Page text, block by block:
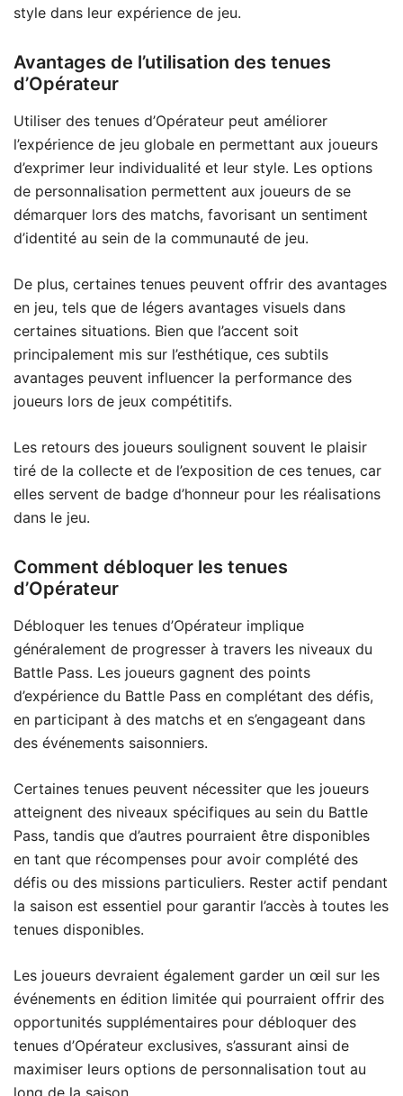
style dans leur expérience de jeu.
Avantages de l’utilisation des tenues
d’Opérateur
Utiliser des tenues d’Opérateur peut améliorer
l’expérience de jeu globale en permettant aux joueurs
d’exprimer leur individualité et leur style. Les options
de personnalisation permettent aux joueurs de se
démarquer lors des matchs, favorisant un sentiment
d’identité au sein de la communauté de jeu.
De plus, certaines tenues peuvent offrir des avantages
en jeu, tels que de légers avantages visuels dans
certaines situations. Bien que l’accent soit
principalement mis sur l’esthétique, ces subtils
avantages peuvent influencer la performance des
joueurs lors de jeux compétitifs.
Les retours des joueurs soulignent souvent le plaisir
tiré de la collecte et de l’exposition de ces tenues, car
elles servent de badge d’honneur pour les réalisations
dans le jeu.
Comment débloquer les tenues
d’Opérateur
Débloquer les tenues d’Opérateur implique
généralement de progresser à travers les niveaux du
Battle Pass. Les joueurs gagnent des points
d’expérience du Battle Pass en complétant des défis,
en participant à des matchs et en s’engageant dans
des événements saisonniers.
Certaines tenues peuvent nécessiter que les joueurs
atteignent des niveaux spécifiques au sein du Battle
Pass, tandis que d’autres pourraient être disponibles
en tant que récompenses pour avoir complété des
défis ou des missions particuliers. Rester actif pendant
la saison est essentiel pour garantir l’accès à toutes les
tenues disponibles.
Les joueurs devraient également garder un œil sur les
événements en édition limitée qui pourraient offrir des
opportunités supplémentaires pour débloquer des
tenues d’Opérateur exclusives, s’assurant ainsi de
maximiser leurs options de personnalisation tout au
long de la saison.